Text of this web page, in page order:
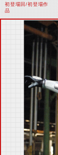
初登場回/初登場作
品